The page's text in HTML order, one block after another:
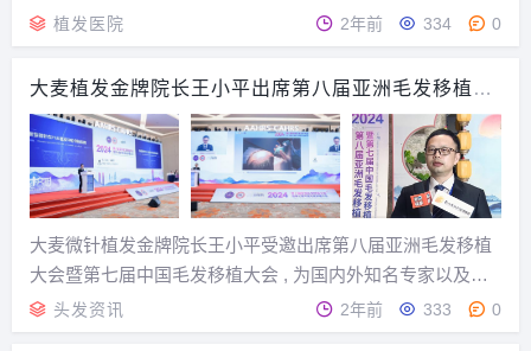
得了崇高的荣誉。在2023年10月，Ramida Kasemsompor
n，人们亲切地称她为Dr. Fon，以曼谷植发外科医生的身份
再...
植发医院 2年前 334 0
大麦植发金牌院长王小平出席第八届亚洲毛发移植大
会
大麦微针植发金牌院长王小平受邀出席第八届亚洲毛发移植
大会暨第七届中国毛发移植大会 , 为国内外知名专家以及毛
发医疗行业的同仁带来了《大麦新型微针在 FUE 植发中的创
新应用》的课题分享 , 详细解读新型微针的突破性技术优势 ,
头发资讯 2年前 333 0